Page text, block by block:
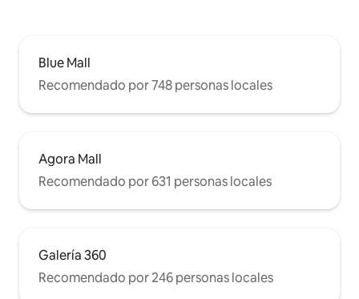
Blue Mall
Recomendado por 748 personas locales
Agora Mall
Recomendado por 631 personas locales
Galería 360
Recomendado por 246 personas locales